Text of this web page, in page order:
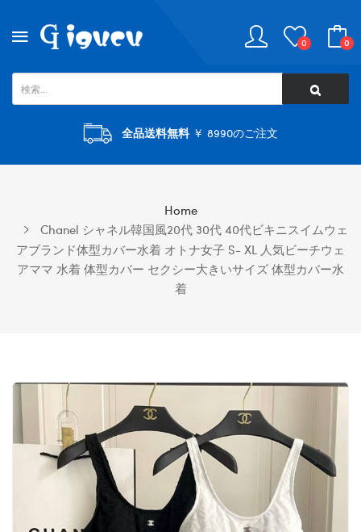
0 0
全品送料無料￥ 8990のご注文
Home
Chanel シャネル韓国風20代 30代 40代ビキニスイムウェ
アブランド体型カバー水着 オトナ女子 S- XL 人気ビーチウェ
アママ 水着 体型カバー セクシー大きいサイズ 体型カバー水
着